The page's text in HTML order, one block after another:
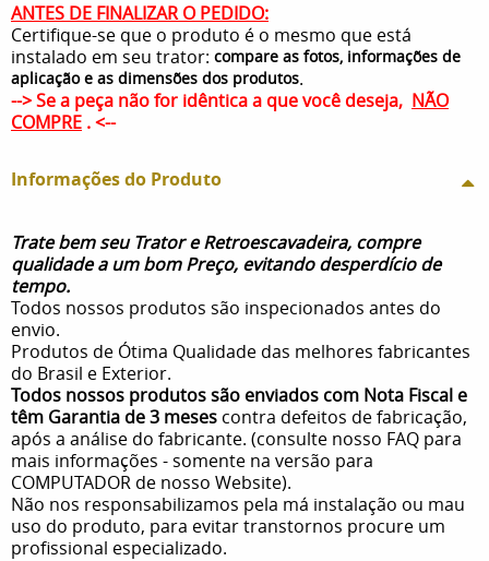
ANTES DE FINALIZAR O PEDIDO:
Certifique-se que o produto é o mesmo que está
instalado em seu trator: compare as fotos, informações de
aplicação e as dimensões dos produtos.
--> Se a peça não for idêntica a que você deseja, NÃO
COMPRE . <--
Informações do Produto
Trate bem seu Trator e Retroescavadeira, compre
qualidade a um bom Preço, evitando desperdício de
tempo.
Todos nossos produtos são inspecionados antes do
envio.
Produtos de Ótima Qualidade das melhores fabricantes
do Brasil e Exterior.
Todos nossos produtos são enviados com Nota Fiscal e
têm Garantia de 3 meses contra defeitos de fabricação,
após a análise do fabricante. (consulte nosso FAQ para
mais informações - somente na versão para
COMPUTADOR de nosso Website).
Não nos responsabilizamos pela má instalação ou mau
uso do produto, para evitar transtornos procure um
profissional especializado.